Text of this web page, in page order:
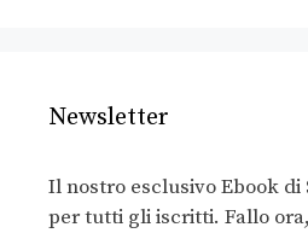
Newsletter
Il nostro esclusivo Ebook di
per tutti gli iscritti. Fallo